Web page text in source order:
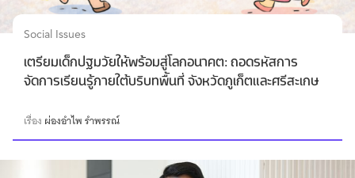
Social Issues
เตรียมเด็กปฐมวัยให้พร้อมสู่โลกอนาคต: ถอดรหัสการ
จัดการเรียนรู้ภายใต้บริบทพื้นที่ จังหวัดภูเก็ตและศรีสะเกษ
เรื่อง ผ่องอำไพ รำพรรณ์